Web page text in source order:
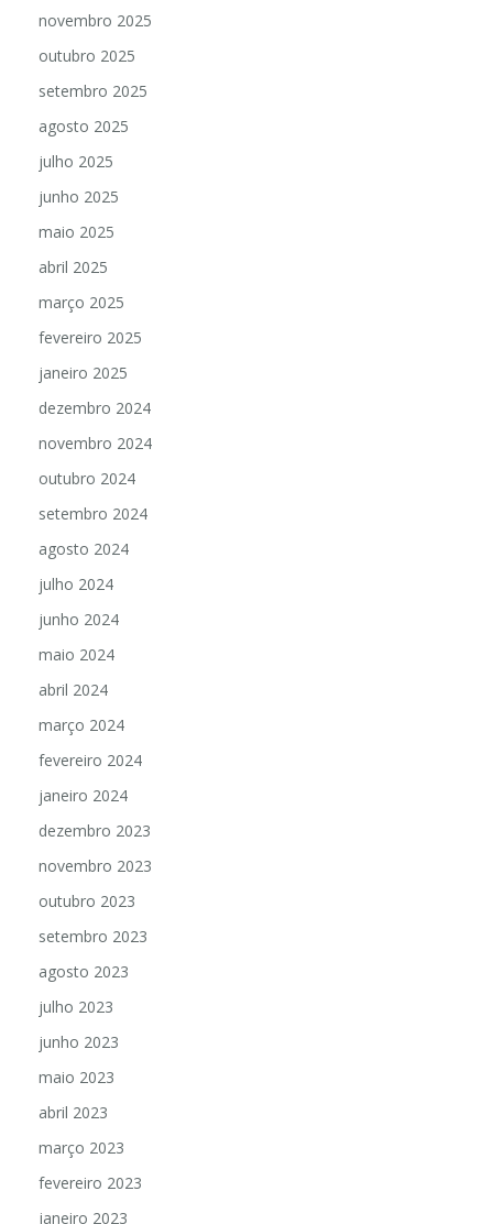
novembro 2025
outubro 2025
setembro 2025
agosto 2025
julho 2025
junho 2025
maio 2025
abril 2025
março 2025
fevereiro 2025
janeiro 2025
dezembro 2024
novembro 2024
outubro 2024
setembro 2024
agosto 2024
julho 2024
junho 2024
maio 2024
abril 2024
março 2024
fevereiro 2024
janeiro 2024
dezembro 2023
novembro 2023
outubro 2023
setembro 2023
agosto 2023
julho 2023
junho 2023
maio 2023
abril 2023
março 2023
fevereiro 2023
janeiro 2023